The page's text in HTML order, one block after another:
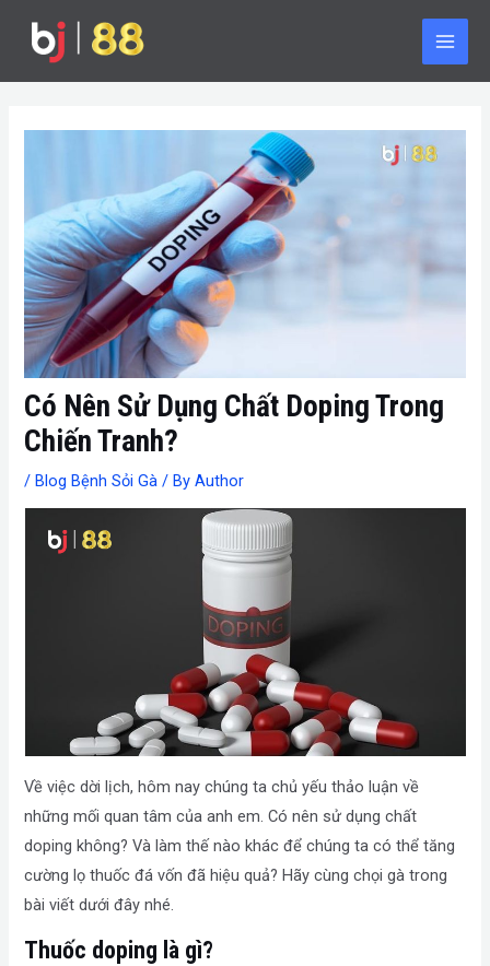
Main
Có Nên Sử Dụng Chất Doping Trong
Chiến Tranh?
/Blog Bệnh Sỏi Gà / ByAuthor
Về việc dời lịch, hôm nay chúng ta chủ yếu thảo luận về
những mối quan tâm của anh em. Có nên sử dụng chất
doping không? Và làm thế nào khác để chúng ta có thể tăng
cường lọ thuốc đá vốn đã hiệu quả? Hãy cùng chọi gà trong
bài viết dưới đây nhé.
Thuốc doping là gì?
navigation